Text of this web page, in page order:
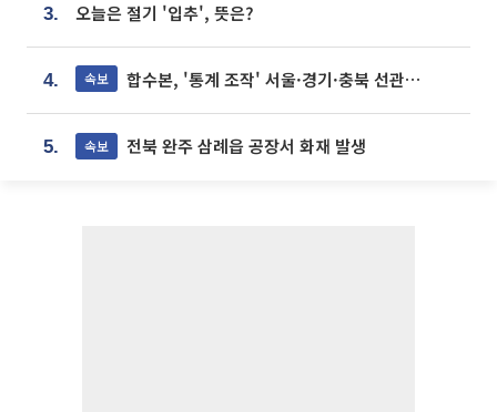
3. 오늘은 절기 '입추', 뜻은?
4. 속보 합수본, '통계 조작' 서울·경기·충북 선관위 등 추가 압수수색
5. 속보 전북 완주 삼례읍 공장서 화재 발생